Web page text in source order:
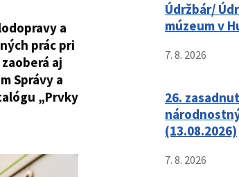
a
prác pri
aj
Správy a
„Prvky
Údržbár/
múzeum v
7. 8. 2026
26.
(13.08.2026)
7. 8. 2026